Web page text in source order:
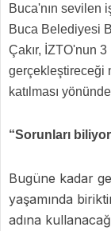
Buca'nın sevilen
Buca Belediyesi
Çakır, İZTO'nun
gerçekleştireceği
katılması
“Sorunları
Bugüne kadar
yaşamında
adına